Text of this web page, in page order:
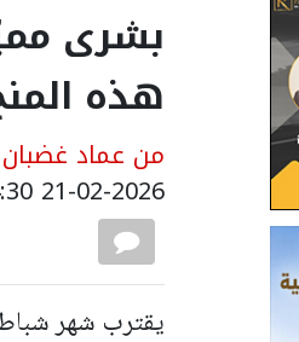
بشرى
هذه
من عماد
21-02-2026 12:54:30
يقترب شهر شباط